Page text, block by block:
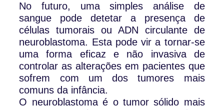
No futuro, uma simples análise de
sangue pode detetar a presença de
células tumorais ou ADN circulante de
neuroblastoma. Esta pode vir a tornar-se
uma forma eficaz e não invasiva de
controlar as alterações em pacientes que
sofrem com um dos tumores mais
comuns da infância.
O neuroblastoma é o tumor sólido mais